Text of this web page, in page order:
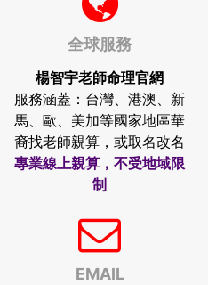
全球服務
楊智宇老師命理官網
服務涵蓋：台灣、港澳、新
馬、歐、美加等國家地區華
裔找老師親算，或取名改名
專業線上親算，不受地域限
制
EMAIL